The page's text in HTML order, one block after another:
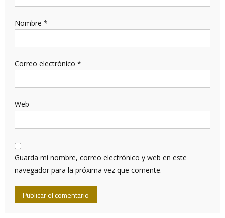
Nombre *
Correo electrónico *
Web
Guarda mi nombre, correo electrónico y web en este
navegador para la próxima vez que comente.